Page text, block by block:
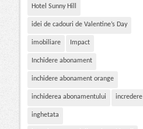
Hotel Sunny Hill
idei de cadouri de Valentine’s Day
imobiliare Impact
Inchidere abonament
inchidere abonament orange
inchiderea abonamentului incredere
inghetata